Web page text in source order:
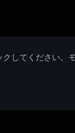
してください。